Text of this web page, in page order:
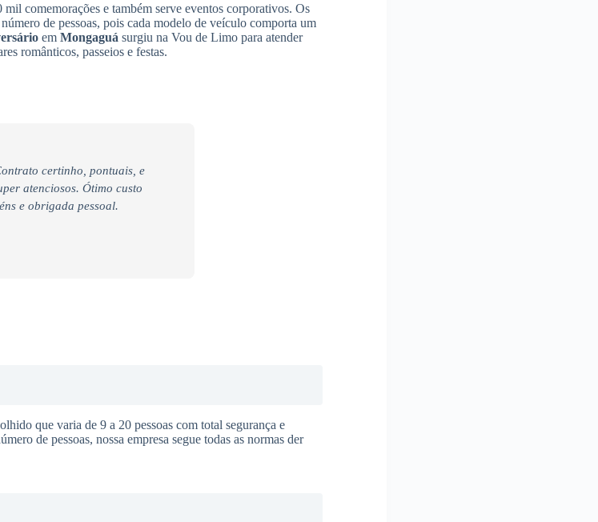
comemorações e também serve eventos corporativos. Os
de pessoas, pois cada modelo de veículo comporta um
em Mongaguá surgiu na Vou de Limo para atender
românticos, passeios e festas.
certinho, pontuais, e
atenciosos. Ótimo custo
e obrigada pessoal.
que varia de 9 a 20 pessoas com total segurança e
de pessoas, nossa empresa segue todas as normas der